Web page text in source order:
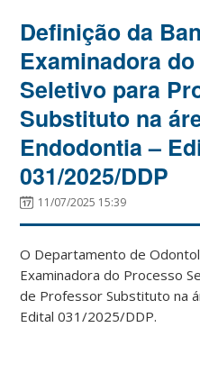
Definição da
Examinadora
Seletivo para
Substituto na
Endodontia –
031/2025/DDP
11/07/2025 15:39
O Departamento de
Examinadora do Processo
de Professor Substituto na
Edital 031/2025/DDP.